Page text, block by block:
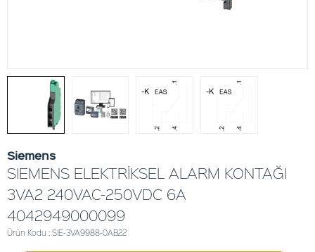
Siemens
SIEMENS ELEKTRİKSEL ALARM KONTAĞI
3VA2 240VAC-250VDC 6A
4042949000099
Ürün Kodu : SIE-3VA9988-0AB22